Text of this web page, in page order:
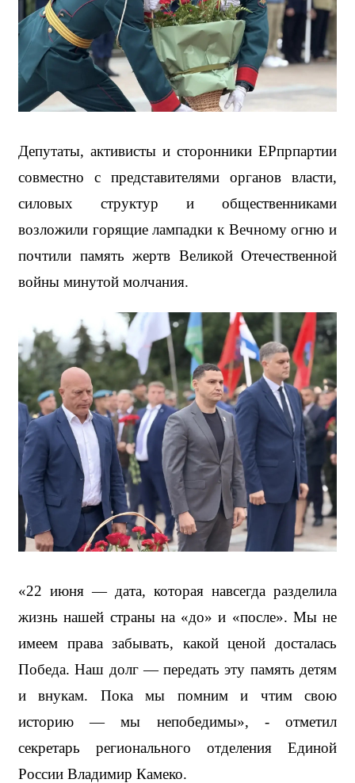
Депутаты, активисты и сторонники ЕРпрпартии
совместно с представителями органов власти,
силовых структур и общественниками
возложили горящие лампадки к Вечному огню и
почтили память жертв Великой Отечественной
войны минутой молчания.
«22 июня — дата, которая навсегда разделила
жизнь нашей страны на «до» и «после». Мы не
имеем права забывать, какой ценой досталась
Победа. Наш долг — передать эту память детям
и внукам. Пока мы помним и чтим свою
историю — мы непобедимы», - отметил
секретарь регионального отделения Единой
России Владимир Камеко.